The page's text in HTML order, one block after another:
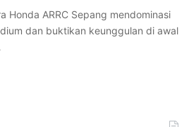
Honda ARRC Sepang mendominasi
dan buktikan keunggulan di awal